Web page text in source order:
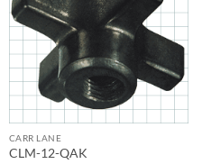
CARR LANE
CLM-12-QAK